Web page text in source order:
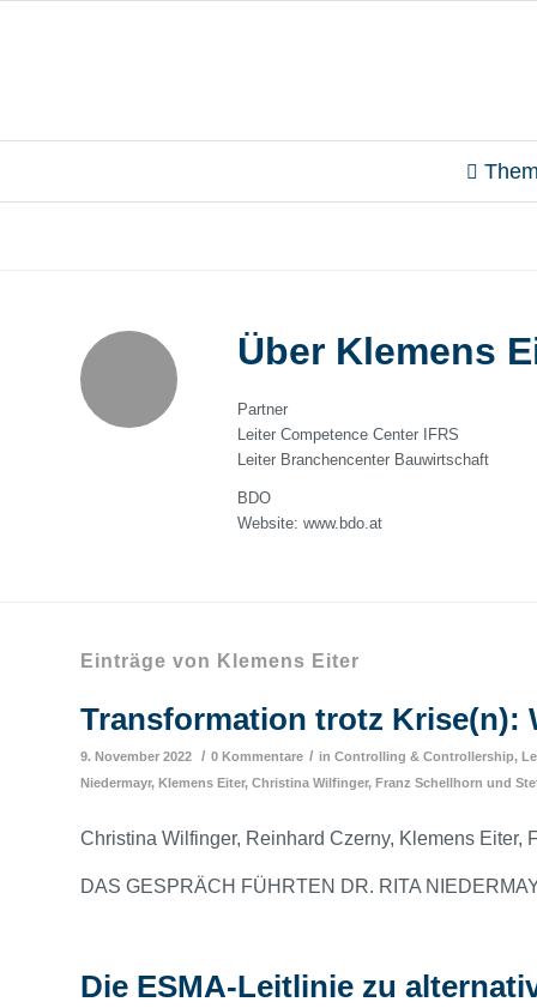
Über Klemens
Partner
Leiter Competence Center IFRS
Leiter Branchencenter Bauwirtschaft
BDO
Website: www.bdo.at
Einträge von Klemens Eiter
Transformation trotz Krise(n):
9. November 2022 / 0 Kommentare / in Controlling & Controllership,
Niedermayr, Klemens Eiter, Christina Wilfinger, Franz Schellhorn und
Christina Wilfinger, Reinhard Czerny, Klemens Eiter,
DAS GESPRÄCH FÜHRTEN DR. RITA
Die ESMA-Leitlinie zu